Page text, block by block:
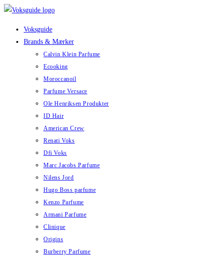
Skip
Voksguide
Brands & Mærker
Calvin Klein Parfume
Ecooking
Moroccanoil
Parfume Versace
Ole Henriksen Produkter
ID Hair
American Crew
Renati Voks
Dfi Voks
Marc Jacobs Parfume
Nilens Jord
Hugo Boss parfume
Kenzo Parfume
Armani Parfume
Clinique
Origins
Burberry Parfume